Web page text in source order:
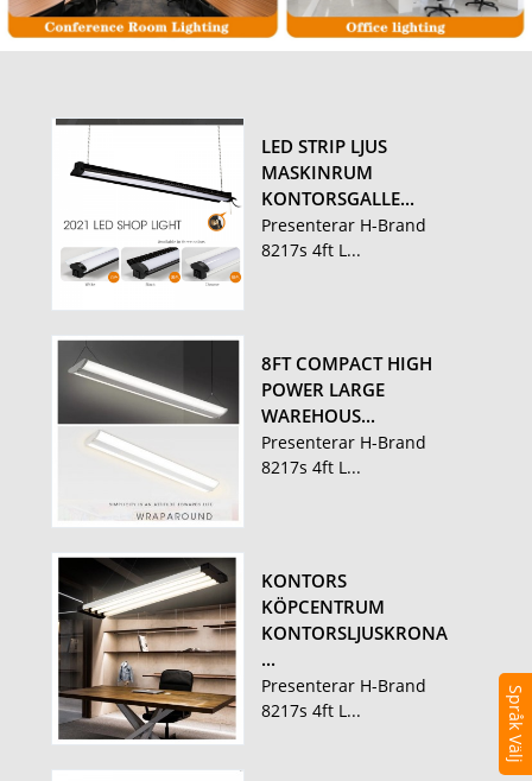
LED STRIP LJUS
MASKINRUM
KONTORSGALLE...
Presenterar H-Brand
8217s 4ft L...
8FT COMPACT HIGH
POWER LARGE
WAREHOUS...
Presenterar H-Brand
8217s 4ft L...
KONTORS
KÖPCENTRUM
KONTORSLJUSKRONA
...
Presenterar H-Brand
8217s 4ft L...
Språk Välj